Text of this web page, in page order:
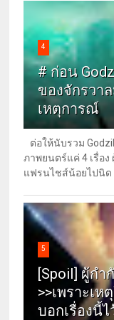
4
# ก่อน
ของจักรวา
เหตุการณ์
ต่อให้นับรวม
ภาพยนตร์แค่ 4 เรื่อ
แฟรนไชส์น้อยไปนิด
5
[Spoil] ผู้กำ
>>เพราะเ
บอกเรื่องนี้